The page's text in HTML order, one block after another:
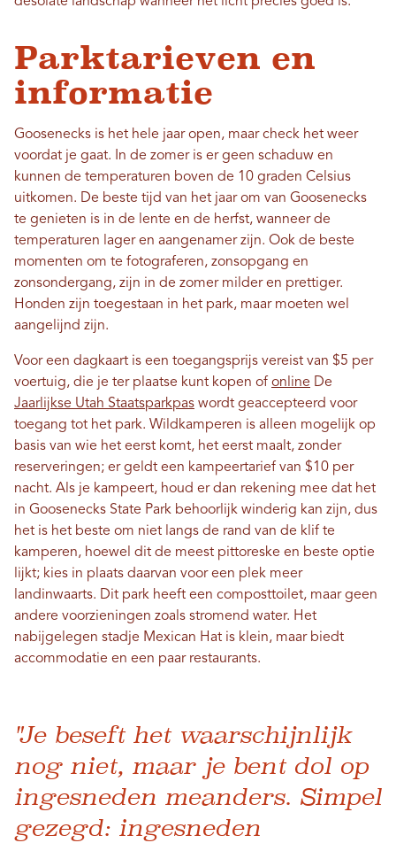
Parktarieven en
informatie
Goosenecks is het hele jaar open, maar check het weer
voordat je gaat. In de zomer is er geen schaduw en
kunnen de temperaturen boven de 10 graden Celsius
uitkomen. De beste tijd van het jaar om van Goosenecks
te genieten is in de lente en de herfst, wanneer de
temperaturen lager en aangenamer zijn. Ook de beste
momenten om te fotograferen, zonsopgang en
zonsondergang, zijn in de zomer milder en prettiger.
Honden zijn toegestaan ​​in het park, maar moeten wel
aangelijnd zijn.
Voor een dagkaart is een toegangsprijs vereist van $5 per
voertuig, die je ter plaatse kunt kopen of online De
Jaarlijkse Utah Staatsparkpas wordt geaccepteerd voor
toegang tot het park. Wildkamperen is alleen mogelijk op
basis van wie het eerst komt, het eerst maalt, zonder
reserveringen; er geldt een kampeertarief van $10 per
nacht. Als je kampeert, houd er dan rekening mee dat het
in Goosenecks State Park behoorlijk winderig kan zijn, dus
het is het beste om niet langs de rand van de klif te
kamperen, hoewel dit de meest pittoreske en beste optie
lijkt; kies in plaats daarvan voor een plek meer
landinwaarts. Dit park heeft een composttoilet, maar geen
andere voorzieningen zoals stromend water. Het
nabijgelegen stadje Mexican Hat is klein, maar biedt
accommodatie en een paar restaurants.
"Je beseft het waarschijnlijk
nog niet, maar je bent dol op
ingesneden meanders. Simpel
gezegd: ingesneden